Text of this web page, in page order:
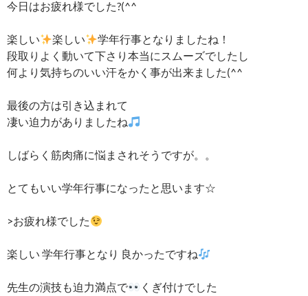
今日はお疲れ様でした?(^^ゞ
楽しい 楽しい
学年行事となりましたね！
段取りよく動いて下さり本当にスムーズでしたし
何より気持ちのいい汗をかく事が出来ました(^^ゞ
最後の方は引き込まれて
凄い迫力がありましたね
しばらく筋肉痛に悩まされそうですが。。
とてもいい学年行事になったと思います☆
>お疲れ様でした
楽しい 学年行事となり 良かったですね
先生の演技も迫力満点で
くぎ付けでした